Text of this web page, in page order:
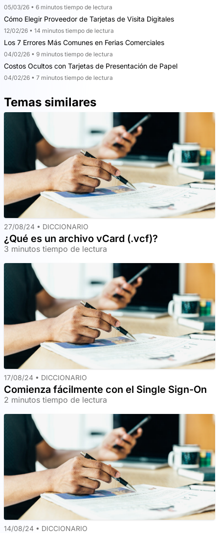
05/03/26 • 6 minutos tiempo de lectura
Cómo Elegir Proveedor de Tarjetas de Visita Digitales
12/02/26 • 14 minutos tiempo de lectura
Los 7 Errores Más Comunes en Ferias Comerciales
04/02/26 • 9 minutos tiempo de lectura
Costos Ocultos con Tarjetas de Presentación de Papel
04/02/26 • 7 minutos tiempo de lectura
Temas similares
27/08/24 • DICCIONARIO
¿Qué es un archivo vCard (.vcf)?
3 minutos tiempo de lectura
17/08/24 • DICCIONARIO
Comienza fácilmente con el Single Sign-On
2 minutos tiempo de lectura
14/08/24 • DICCIONARIO